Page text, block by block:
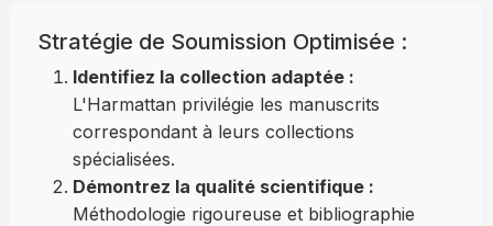
Stratégie de Soumission Optimisée :
Identifiez la collection adaptée :
L'Harmattan privilégie les manuscrits
correspondant à leurs collections
spécialisées.
Démontrez la qualité scientifique :
Méthodologie rigoureuse et bibliographie